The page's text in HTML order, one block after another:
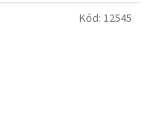
Kód: 12545